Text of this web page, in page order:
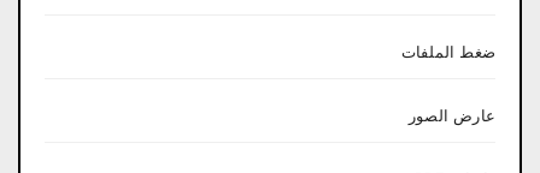
ضغط الملفات
عارض الصور